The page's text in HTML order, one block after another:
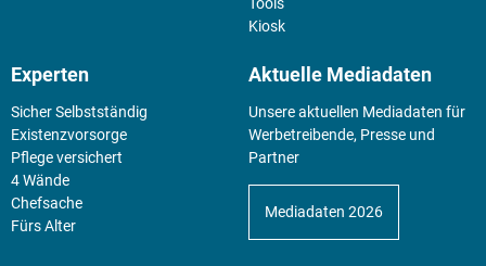
Kiosk
Experten
Sicher Selbstständig
Existenz­vorsorge
Pflege versichert
4 Wände
Chefsache
Fürs Alter
Aktuelle Mediadaten
Unsere aktuellen Mediadaten für
Werbetreibende, Presse und
Partner
Mediadaten 2026